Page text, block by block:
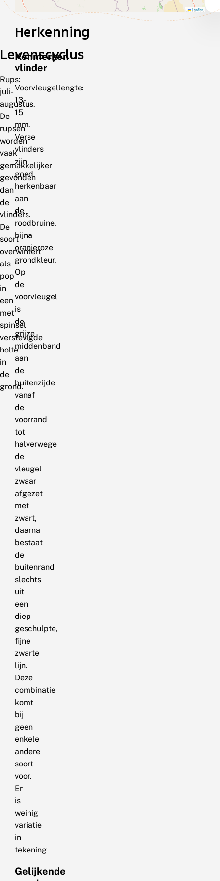
Leaflet
Levenscyclus
Rups:
juli-
augustus.
De
rupsen
worden
vaak
gemakkelijker
gevonden
dan
de
vlinders.
De
soort
overwintert
als
pop
in
een
met
spinsel
verstevigde
holte
in
de
grond.
Herkenning
Kenmerken
vlinder
Voorvleugellengte:
13-
15
mm.
Verse
vlinders
zijn
goed
herkenbaar
aan
de
roodbruine,
bijna
oranjeroze
grondkleur.
Op
de
voorvleugel
is
de
grijze
middenband
aan
de
buitenzijde
vanaf
de
voorrand
tot
halverwege
de
vleugel
zwaar
afgezet
met
zwart,
daarna
bestaat
de
buitenrand
slechts
uit
een
diep
geschulpte,
fijne
zwarte
lijn.
Deze
combinatie
komt
bij
geen
enkele
andere
soort
voor.
Er
is
weinig
variatie
in
tekening.
Gelijkende